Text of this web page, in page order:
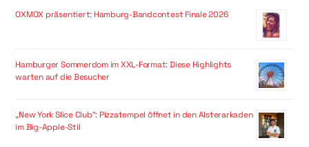
OXMOX präsentiert: Hamburg-Bandcontest Finale 2026
Hamburger Sommerdom im XXL-Format: Diese Highlights
warten auf die Besucher
„New York Slice Club“: Pizzatempel öffnet in den Alsterarkaden
im Big-Apple-Stil